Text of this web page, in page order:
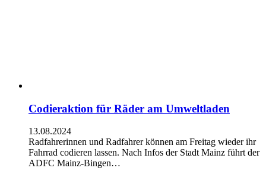
Codieraktion für Räder am Umweltladen
13.08.2024
Radfahrerinnen und Radfahrer können am Freitag wieder ihr
Fahrrad codieren lassen. Nach Infos der Stadt Mainz führt der
ADFC Mainz-Bingen…